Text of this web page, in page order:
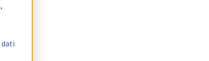
dati